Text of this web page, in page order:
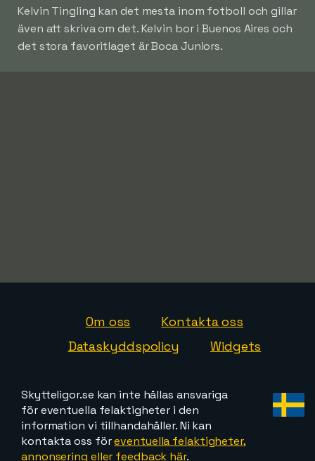
Kelvin Tingling kan det mesta inom fotboll och gillar
även att skriva om det. Kelvin bor i Buenos Aires och
det stora favoritlaget är Boca Juniors.
Om oss
Kontakta oss
Dataskyddspolicy
Widgets
Skytteligor.se kan inte hållas ansvariga
för eventuella felaktigheter i den
information vi tillhandahåller. Ni kan
kontakta oss föreventuella felaktigheter,
annonsering eller feedback här.